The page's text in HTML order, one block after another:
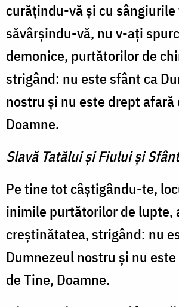
curăţindu-vă şi cu sângiurile
săvârşindu-vă, nu v-aţi
demonice, purtătorilor de
strigând: nu este sfânt ca
nostru şi nu este drept afară
Doamne.
Slavă Tatălui şi Fiului şi
Pe tine tot câştigându-te,
inimile purtătorilor de lupte,
creştinătatea, strigând: nu
Dumnezeul nostru şi nu
de Tine, Doamne.